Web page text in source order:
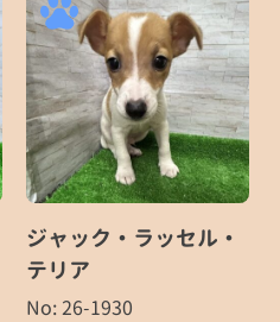
ジャック・ラッセル・
テリア
No: 26-1930